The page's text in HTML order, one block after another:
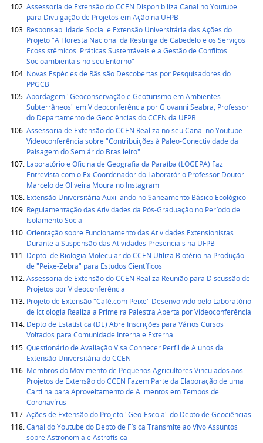
Assessoria de Extensão do CCEN Disponibiliza Canal no Youtube
para Divulgação de Projetos em Ação na UFPB
Responsabilidade Social e Extensão Universitária das Ações do
Projeto "A Floresta Nacional da Restinga de Cabedelo e os Serviços
Ecossistêmicos: Práticas Sustentáveis e a Gestão de Conflitos
Socioambientais no seu Entorno"
Novas Espécies de Rãs são Descobertas por Pesquisadores do
PPGCB
Abordagem "Geoconservação e Geoturismo em Ambientes
Subterrâneos" em Videoconferência por Giovanni Seabra, Professor
do Departamento de Geociências do CCEN da UFPB
Assessoria de Extensão do CCEN Realiza no seu Canal no Youtube
Videoconferência sobre "Contribuições à Paleo-Conectividade da
Paisagem do Semiárido Brasileiro"
Laboratório e Oficina de Geografia da Paraíba (LOGEPA) Faz
Entrevista com o Ex-Coordenador do Laboratório Professor Doutor
Marcelo de Oliveira Moura no Instagram
Extensão Universitária Auxiliando no Saneamento Básico Ecológico
Regulamentação das Atividades da Pós-Graduação no Período de
Isolamento Social
Orientação sobre Funcionamento das Atividades Extensionistas
Durante a Suspensão das Atividades Presenciais na UFPB
Depto. de Biologia Molecular do CCEN Utiliza Biotério na Produção
de "Peixe-Zebra" para Estudos Científicos
Assessoria de Extensão do CCEN Realiza Reunião para Discussão de
Projetos por Videoconferência
Projeto de Extensão "Café.com Peixe" Desenvolvido pelo Laboratório
de Ictiologia Realiza a Primeira Palestra Aberta por Videoconferência
Depto de Estatística (DE) Abre Inscrições para Vários Cursos
Voltados para Comunidade Interna e Externa
Questionário de Avaliação Visa Conhecer Perfil de Alunos da
Extensão Universitária do CCEN
Membros do Movimento de Pequenos Agricultores Vinculados aos
Projetos de Extensão do CCEN Fazem Parte da Elaboração de uma
Cartilha para Aproveitamento de Alimentos em Tempos de
Coronavírus
Ações de Extensão do Projeto "Geo-Escola" do Depto de Geociências
Canal do Youtube do Depto de Física Transmite ao Vivo Assuntos
sobre Astronomia e Astrofísica